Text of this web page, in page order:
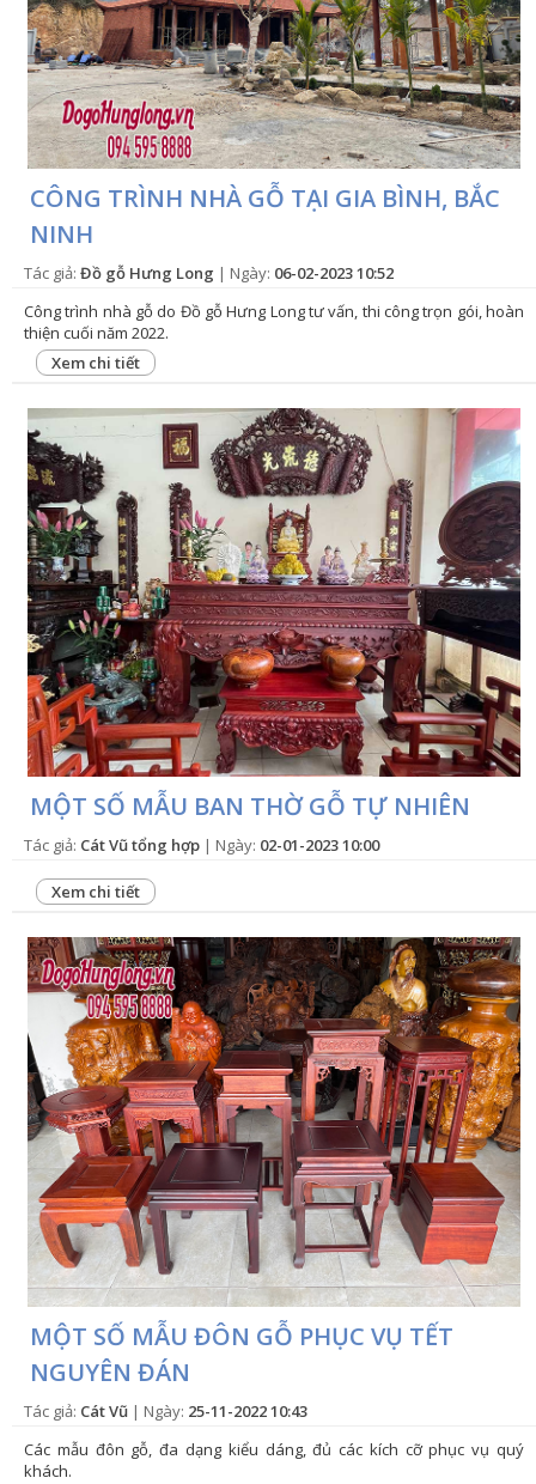
CÔNG TRÌNH NHÀ GỖ TẠI GIA BÌNH, BẮC
NINH
Tác giả: Đồ gỗ Hưng Long | Ngày: 06-02-2023 10:52
Công trình nhà gỗ do Đồ gỗ Hưng Long tư vấn, thi công trọn gói, hoàn
thiện cuối năm 2022.
Xem chi tiết
MỘT SỐ MẪU BAN THỜ GỖ TỰ NHIÊN
Tác giả: Cát Vũ tổng hợp | Ngày: 02-01-2023 10:00
Xem chi tiết
MỘT SỐ MẪU ĐÔN GỖ PHỤC VỤ TẾT
NGUYÊN ĐÁN
Tác giả: Cát Vũ | Ngày: 25-11-2022 10:43
Các mẫu đôn gỗ, đa dạng kiểu dáng, đủ các kích cỡ phục vụ quý
khách.